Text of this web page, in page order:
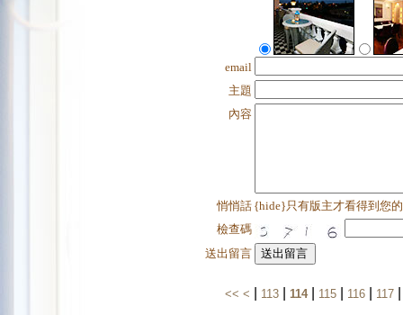
email
主題
內容
悄悄話 {hide}只有版主才看得到您
檢查碼
送出留言
<< < 113 114| 115 116 117